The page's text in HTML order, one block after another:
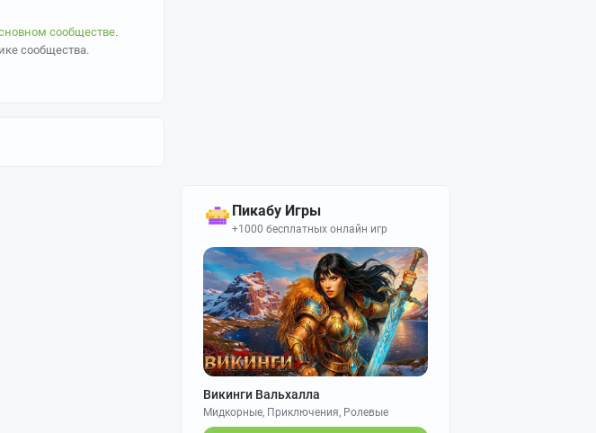
Пикабу Игры
+1000 бесплатных онлайн игр
Викинги Вальхалла
Мидкорные, Приключения, Ролевые
сообществе.
сообщества.